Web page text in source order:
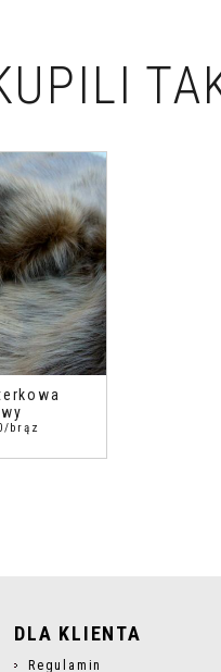
brąz
DLA KLIENTA
Regulamin